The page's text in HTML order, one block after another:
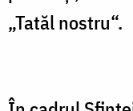
„Tatăl nostru“.